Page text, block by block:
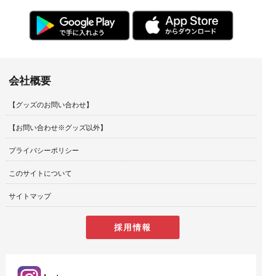
会社概要
【グッズのお問い合わせ】
【お問い合わせ※グッズ以外】
プライバシーポリシー
このサイトについて
サイトマップ
採用情報